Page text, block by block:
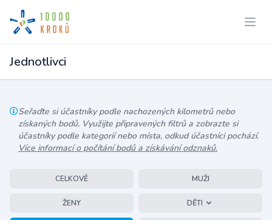
Jednotlivci
Seřaďte si účastníky podle nachozených kilometrů nebo
získaných bodů. Využijte připravených filtrů a zobrazte si
účastníky podle kategorií nebo místa, odkud účastníci pochází.
Více informací o počítání bodů a získávání odznaků.
CELKOVĚ MUŽI
ŽENY DĚTI